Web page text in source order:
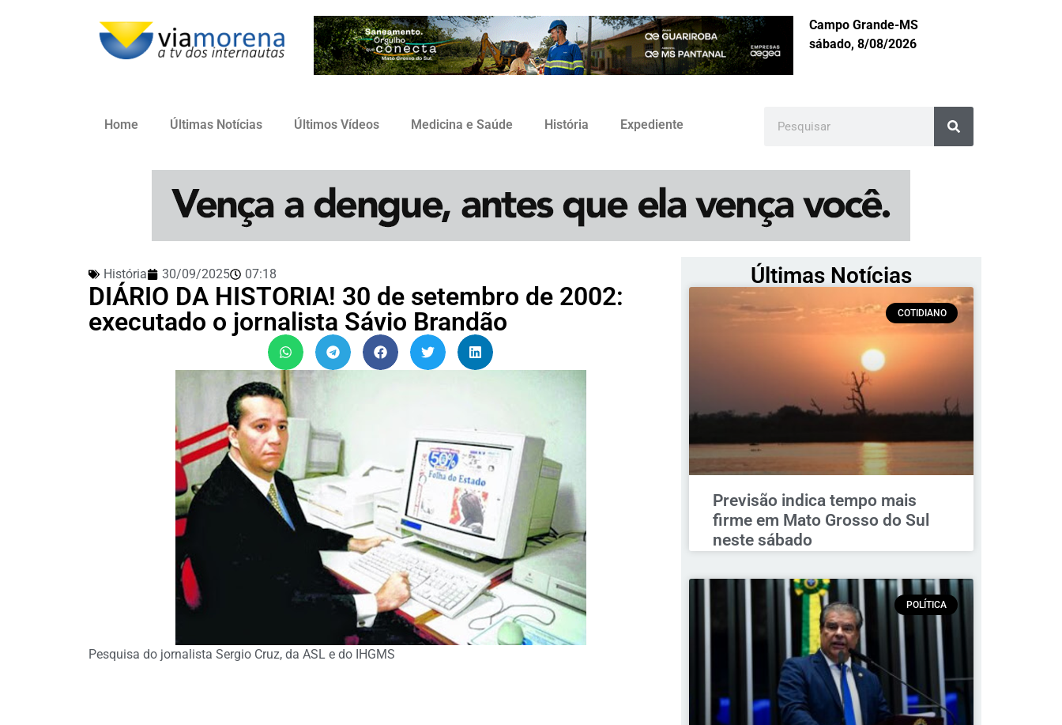
Campo Grande-MS
sábado, 8/08/2026
Home Últimas Notícias Últimos Vídeos Medicina e Saúde História Expediente
História 30/09/2025 07:18
DIÁRIO DA HISTORIA! 30 de setembro de 2002:
executado o jornalista Sávio Brandão
Pesquisa do jornalista Sergio Cruz, da ASL e do IHGMS
Últimas Notícias
COTIDIANO
Previsão indica tempo mais
firme em Mato Grosso do Sul
neste sábado
POLÍTICA